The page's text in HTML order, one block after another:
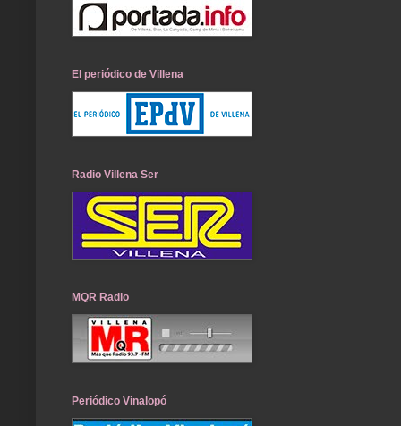
El periódico de Villena
Radio Villena Ser
MQR Radio
Periódico Vinalopó